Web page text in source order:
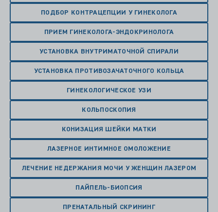
ПОДБОР КОНТРАЦЕПЦИИ У ГИНЕКОЛОГА
ПРИЕМ ГИНЕКОЛОГА-ЭНДОКРИНОЛОГА
УСТАНОВКА ВНУТРИМАТОЧНОЙ СПИРАЛИ
УСТАНОВКА ПРОТИВОЗАЧАТОЧНОГО КОЛЬЦА
ГИНЕКОЛОГИЧЕСКОЕ УЗИ
КОЛЬПОСКОПИЯ
КОНИЗАЦИЯ ШЕЙКИ МАТКИ
ЛАЗЕРНОЕ ИНТИМНОЕ ОМОЛОЖЕНИЕ
ЛЕЧЕНИЕ НЕДЕРЖАНИЯ МОЧИ У ЖЕНЩИН ЛАЗЕРОМ
ПАЙПЕЛЬ-БИОПСИЯ
ПРЕНАТАЛЬНЫЙ СКРИНИНГ